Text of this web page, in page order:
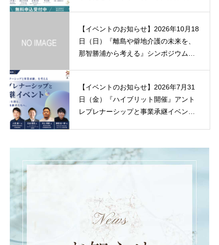
【イベントのお知らせ】2026年10月18
日（日）『離島や僻地介護の未来を、
那智勝浦から考える』シンポジウムを
【イベントのお知らせ】2026年7月31
日（金）『ハイブリット開催』アント
レプレナーシップと事業承継イベント